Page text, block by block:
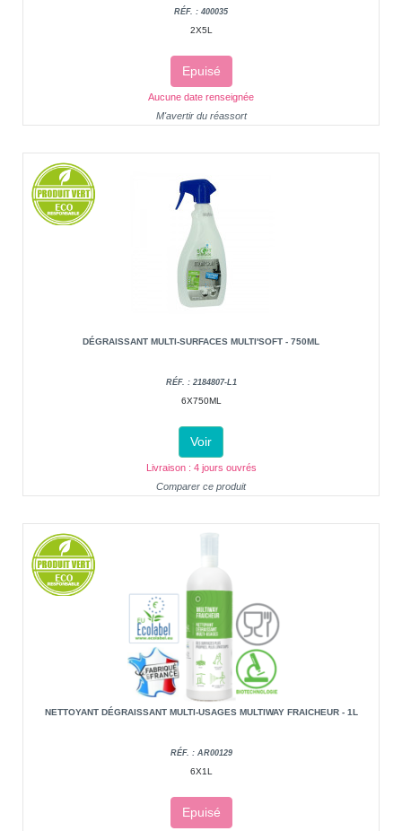
RÉF. : 400035
2X5L
Epuisé
Aucune date renseignée
M'avertir du réassort
DÉGRAISSANT MULTI-SURFACES MULTI'SOFT - 750ML
RÉF. : 2184807-L1
6X750ML
Voir
Livraison : 4 jours ouvrés
Comparer ce produit
NETTOYANT DÉGRAISSANT MULTI-USAGES MULTIWAY FRAICHEUR - 1L
RÉF. : AR00129
6X1L
Epuisé